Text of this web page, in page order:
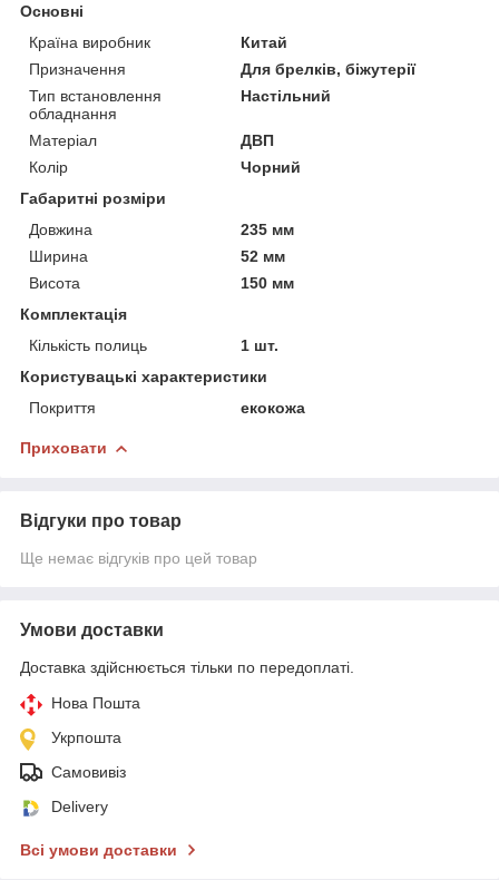
Основні
Країна виробник
Китай
Призначення
Для брелків, біжутерії
Тип встановлення
обладнання
Настільний
Матеріал
ДВП
Колір
Чорний
Габаритні розміри
Довжина
235 мм
Ширина
52 мм
Висота
150 мм
Комплектація
Кількість полиць
1 шт.
Користувацькi характеристики
Покриття
екокожа
Приховати
Відгуки про товар
Ще немає відгуків про цей товар
Умови доставки
Доставка здійснюється тільки по передоплаті.
Нова Пошта
Укрпошта
Самовивіз
Delivery
Всі умови доставки